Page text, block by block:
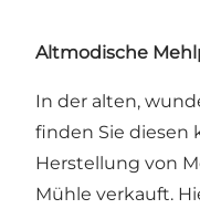
Altmodische
In der alten,
finden Sie diesen
Herstellung von
Mühle verkauft.